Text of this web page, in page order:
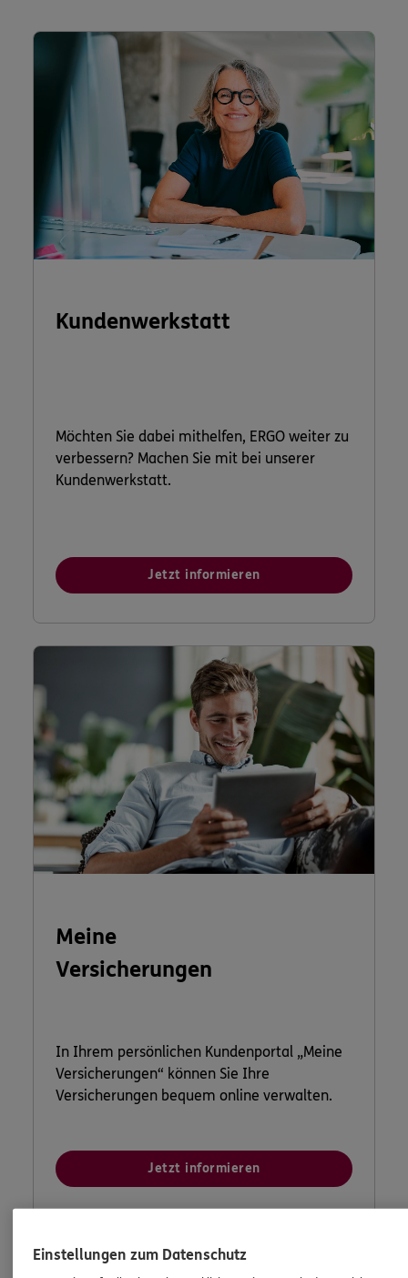
Kundenwerkstatt
Möchten Sie dabei mithelfen, ERGO weiter zu
verbessern? Machen Sie mit bei unserer
Kundenwerkstatt.
Jetzt informieren
Meine
Versicherungen
In Ihrem persönlichen Kundenportal „Meine
Versicherungen“ können Sie Ihre
Versicherungen bequem online verwalten.
Jetzt informieren
Einstellungen zum Datenschutz